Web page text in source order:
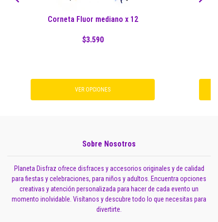
Corneta Fluor mediano x 12
$3.590
VER OPCIONES
Sobre Nosotros
Planeta Disfraz ofrece disfraces y accesorios originales y de calidad
para fiestas y celebraciones, para niños y adultos. Encuentra opciones
creativas y atención personalizada para hacer de cada evento un
momento inolvidable. Visítanos y descubre todo lo que necesitas para
divertirte.